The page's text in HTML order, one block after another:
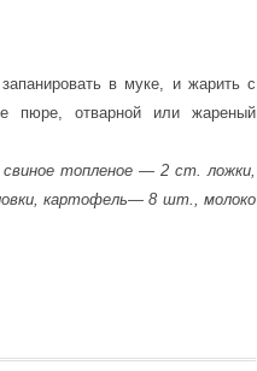
в муке, и жарить с
пюре, отварной или жареный
топленое — 2 ст. ложки,
картофель— 8 шт., молоко